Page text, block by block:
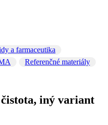
a farmaceutika
Referenčné materiály
iný variant